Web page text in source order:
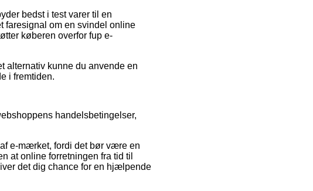
bedst i test varer til en
faresignal om en svindel online
køberen overfor fup e-
alternativ kunne du anvende en
i fremtiden.
handelsbetingelser,
e-mærket, fordi det bør være en
at online forretningen fra tid til
det dig chance for en hjælpende